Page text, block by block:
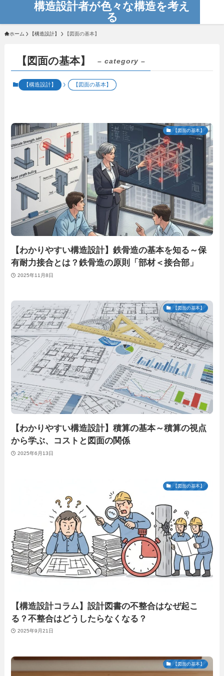
構造設計者が色々な構造を考え
る
ホーム 【構造設計】 【図面の基本】
【図面の基本】 – category –
【構造設計】 【図面の基本】
【図面の基本】
【わかりやすい構造設計】鉄骨造の基本を知る～保
有耐力接合とは？鉄骨造の原則「部材＜接合部」
2025年11月8日
【図面の基本】
【わかりやすい構造設計】積算の基本～積算の視点
から学ぶ、コストと図面の関係
2025年6月13日
【図面の基本】
【構造設計コラム】設計図書の不整合はなぜ起こ
る？不整合はどうしたらなくなる？
2025年9月21日
【図面の基本】